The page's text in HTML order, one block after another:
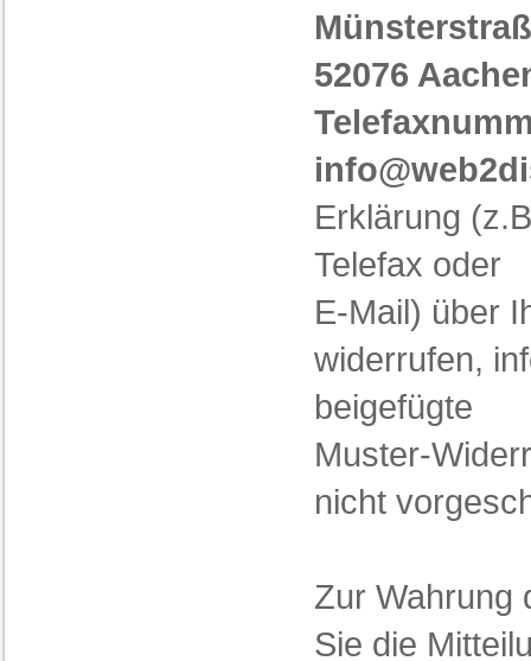
52076
Erklärung
Telefax oder
E-Mail) über
widerrufen,
beigefügte
Muster-
nicht
Zur Wahrung
Sie die